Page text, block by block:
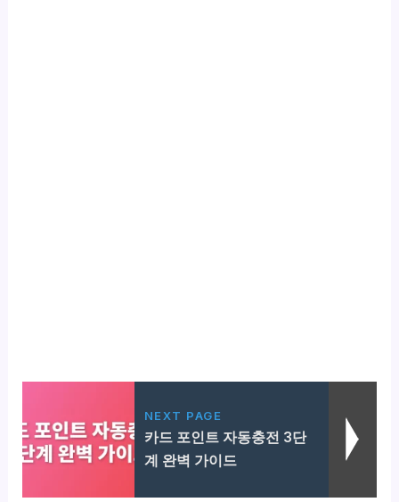
NEXT PAGE
카드 포인트 자동충전 3단
계 완벽 가이드